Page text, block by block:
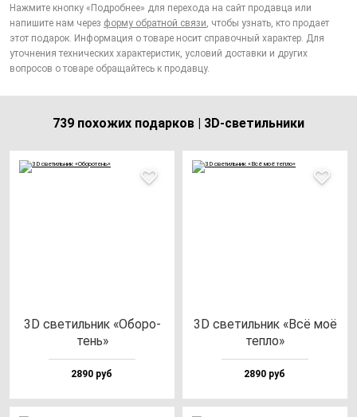
Нажмите кнопку «Подробнее» для перехода на сайт продавца или
напишите нам через форму обратной связи, чтобы узнать, кто продает
этот подарок. Информация о товаре носит справочный характер. Для
уточнения технических характеристик, условий доставки и других
вопросов о товаре обращайтесь к продавцу.
739 похожих подарков | 3D-светильники
3D све­тиль­ник «Обо­ро­
тень»
2890 руб
3D све­тиль­ник «Всё моё
теп­ло»
2890 руб